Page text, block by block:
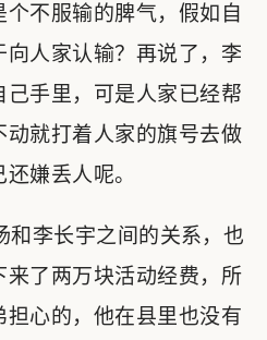
不服输的脾气，假如自
人家认输？再说了，李
手里，可是人家已经帮
就打着人家的旗号去做
嫌丢人呢。
李长宇之间的关系，也
了两万块活动经费，所
心的，他在县里也没有